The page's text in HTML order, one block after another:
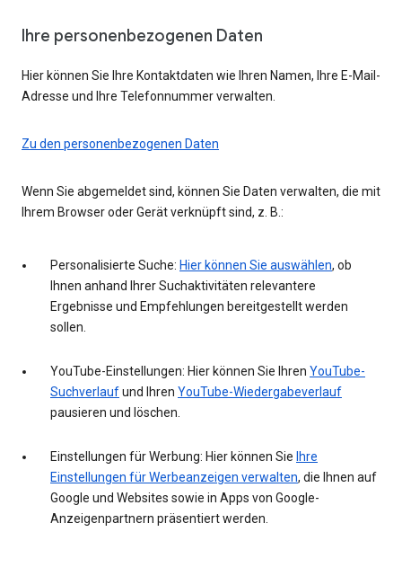
Ihre personenbezogenen Daten
Hier können Sie Ihre Kontaktdaten wie Ihren Namen, Ihre E-Mail-
Adresse und Ihre Telefonnummer verwalten.
Zu den personenbezogenen Daten
Wenn Sie abgemeldet sind, können Sie Daten verwalten, die mit
Ihrem Browser oder Gerät verknüpft sind, z. B.:
Personalisierte Suche: Hier können Sie auswählen, ob
Ihnen anhand Ihrer Suchaktivitäten relevantere
Ergebnisse und Empfehlungen bereitgestellt werden
sollen.
YouTube-Einstellungen: Hier können Sie Ihren YouTube-
Suchverlaufund Ihren YouTube-Wiedergabeverlauf
pausieren und löschen.
Einstellungen für Werbung: Hier können Sie Ihre
Einstellungen für Werbeanzeigen verwalten, die Ihnen auf
Google und Websites sowie in Apps von Google-
Anzeigenpartnern präsentiert werden.